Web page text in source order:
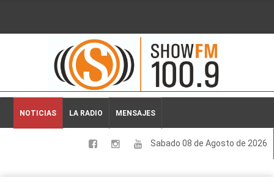
2026-08-08 04:04:38
NOTICIAS LA RADIO MENSAJES
Sabado 08 de Agosto de 2026
LOCALES